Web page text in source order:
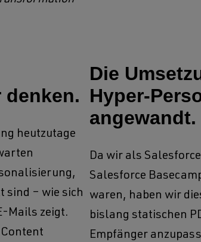
heutzutage
sind – wie sich
Mails zeigt.
Die
Hyper-
angewandt.
Da wir als
Salesforce
waren, haben wir
bislang statischen
Empfänger